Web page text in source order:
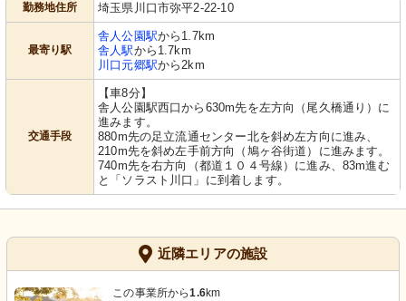
勤務地住所 埼玉県川口市弥平2-22-10
最寄り駅
舎人公園駅から1.7km
舎人駅から1.7km
川口元郷駅から2km
交通手段
【車8分】
舎人公園駅西口から630m先を左方向（尾久橋通り）に
進みます。
880m先の足立流通センター北を斜め左方向に進み、
210m先を斜め左手前方向（鳩ヶ谷街道）に進みます。
740m先を右方向（都道１０４号線）に進み、83m進む
と「ソラスト川口」に到着します。
近隣エリアの施設
この事業所から1.6km